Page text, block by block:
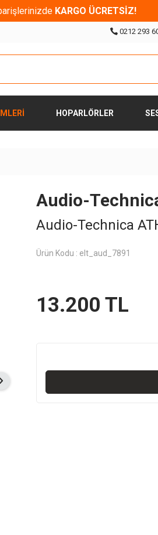
KARGO ÜCRETSİZ!
0212 293
HOPARLÖRLER
Audio-
Audio-Technica
Ürün Kodu : elt_aud_7891
13.200 TL